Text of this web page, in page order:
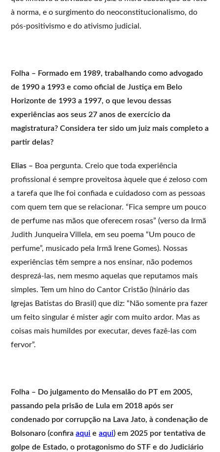
à norma, e o surgimento do neoconstitucionalismo, do
pós-positivismo e do ativismo judicial.
Folha – Formado em 1989, trabalhando como advogado
de 1990 a 1993 e como oficial de Justiça em Belo
Horizonte de 1993 a 1997, o que levou dessas
experiências aos seus 27 anos de exercício da
magistratura? Considera ter sido um juiz mais completo a
partir delas?
Elias – Boa pergunta. Creio que toda experiência
profissional é sempre proveitosa àquele que é zeloso com
a tarefa que lhe foi confiada e cuidadoso com as pessoas
com quem tem que se relacionar. “Fica sempre um pouco
de perfume nas mãos que oferecem rosas” (verso da Irmã
Judith Junqueira Villela, em seu poema “Um pouco de
perfume”, musicado pela Irmã Irene Gomes). Nossas
experiências têm sempre a nos ensinar, não podemos
desprezá-las, nem mesmo aquelas que reputamos mais
simples. Tem um hino do Cantor Cristão (hinário das
Igrejas Batistas do Brasil) que diz: “Não somente pra fazer
um feito singular é mister agir com muito ardor. Mas as
coisas mais humildes por executar, deves fazê-las com
fervor”.
Folha – Do julgamento do Mensalão do PT em 2005,
passando pela prisão de Lula em 2018 após ser
condenado por corrupção na Lava Jato, à condenação de
Bolsonaro (confiraaqui eaqui) em 2025 por tentativa de
golpe de Estado, o protagonismo do STF e do Judiciário